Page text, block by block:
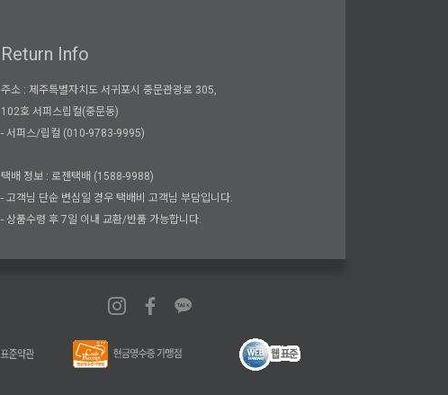
Return Info
주소 : 제주특별자치도 서귀포시 중문관광로 305,
102호 서퍼스립컬(중문동)
- 서퍼스/립컬 (010-9783-9995)
택배 정보 : 로젠택배 (1588-9988)
- 고객님 단순 변심일 경우 택배비 고객님 부담입니다.
- 상품수령 후 7일 이내 교환/반품 가능합니다.